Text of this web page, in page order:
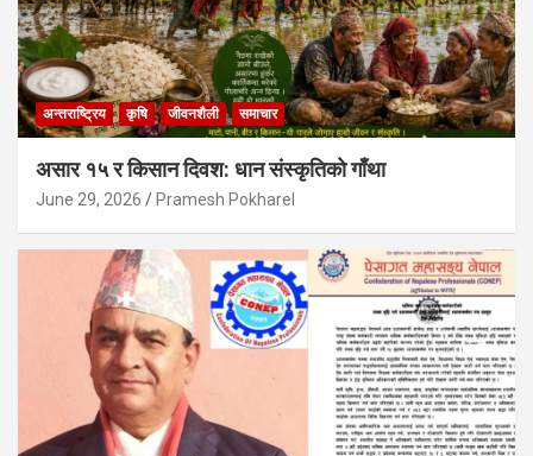
अन्तराष्ट्रिय कृषि जीवनशैली समाचार
असार १५ र किसान दिवश: धान संस्कृतिको गाँथा
June 29, 2026 Pramesh Pokharel